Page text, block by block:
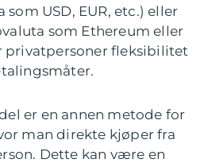
USD, EUR, etc.) eller
som Ethereum eller
privatpersoner fleksibilitet
er en annen metode for
man direkte kjøper fra
Dette kan være en